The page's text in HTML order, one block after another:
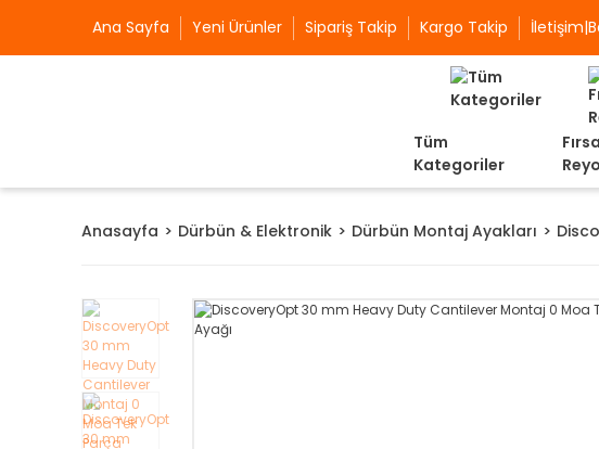
Ana Sayfa Yeni Ürünler Sipariş Takip Kargo Takip
Tüm
Kategoriler
Anasayfa Dürbün & Elektronik Dürbün Montaj Ayakları